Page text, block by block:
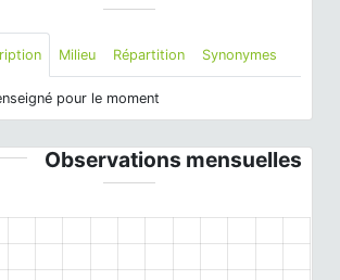
Milieu Répartition Synonymes
pour le moment
Observations mensuelles